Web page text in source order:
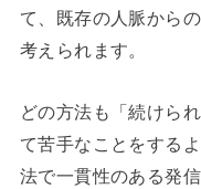
て、既存の人脈から
考えられます。
どの方法も「続けら
て苦手なことをする
法で一貫性のある発